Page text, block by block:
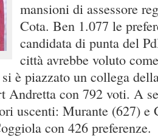
mansioni di assessore
Cota. Ben 1.077 le
candidata di punta del
città avrebbe voluto
è piazzato un collega
Andretta con 792 voti. A
uscenti: Murante (627)
con 426 preferenze.